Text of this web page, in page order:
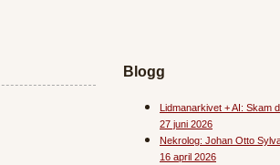
Blogg
Lidmanarkivet + AI: Skam
27 juni 2026
Nekrolog: Johan Otto
16 april 2026